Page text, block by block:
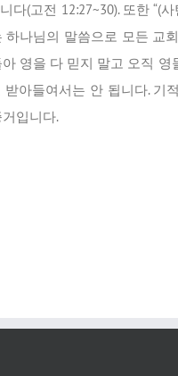
다(고전 12:27~30). 또한
하나님의 말씀으로 모든
영을 다 믿지 말고 오직
아들여서는 안 됩니다.
입니다.